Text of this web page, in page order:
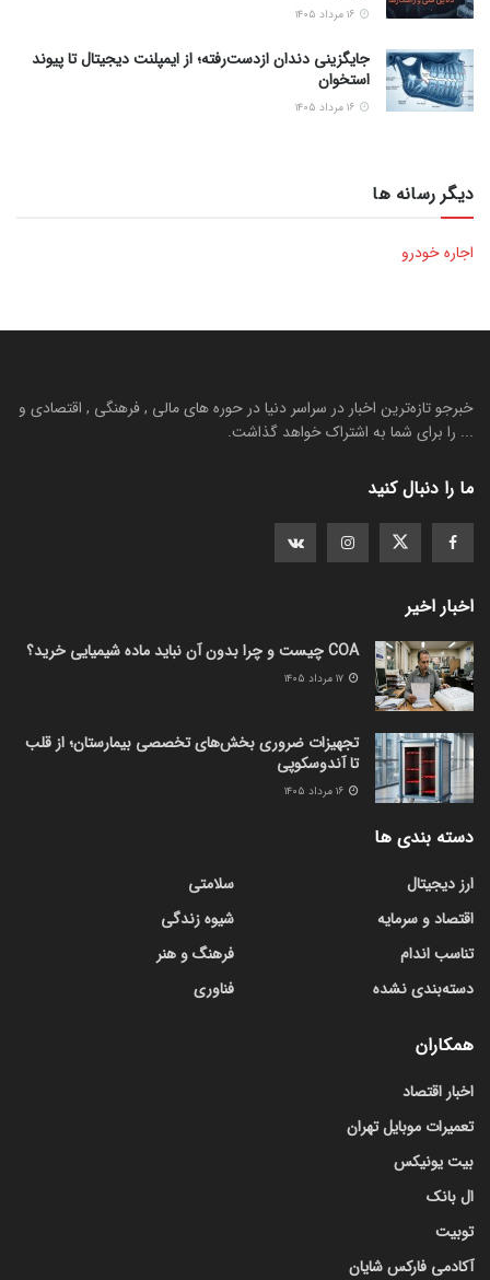
جایگزینی دندان ازدست‌رفته؛ از ایمپلنت دیجیتال تا پیوند
استخوان
دیگر رسانه ها
اجاره خودرو
خبرجو تازه‌ترین اخبار در سراسر دنیا در حوره های مالی , فرهنگی , اقتصادی و
... را برای شما به اشتراک خواهد گذاشت.
ما را دنبال کنید
اخبار اخیر
COA چیست و چرا بدون آن نباید ماده شیمیایی خرید؟
تجهیزات ضروری بخش‌های تخصصی بیمارستان؛ از قلب
تا آندوسکوپی
دسته بندی ها
ارز دیجیتال
اقتصاد و سرمایه
تناسب اندام
دسته‌بندی نشده
سلامتی
شیوه زندگی
فرهنگ و هنر
فناوری
همکاران
اخبار اقتصاد
تعمیرات موبایل تهران
بیت یونیکس
ال بانک
توبیت
آکادمی فارکس شایان